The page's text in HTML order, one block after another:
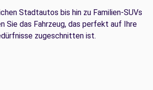
Stadtautos bis hin zu Familien-SUVs
Sie das Fahrzeug, das perfekt auf Ihre
zugeschnitten ist.